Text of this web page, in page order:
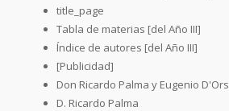
title_page
Tabla de materias [del Año III]
Índice de autores [del Año III]
[Publicidad]
Don Ricardo Palma y Eugenio D'Ors
D. Ricardo Palma